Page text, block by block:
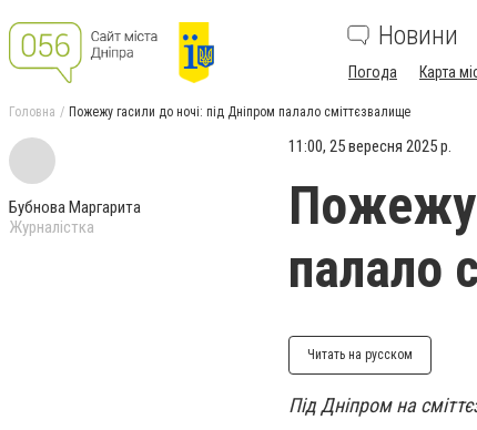
Новини
Погода Карта
Головна Пожежу гасили до ночі: під Дніпром палало сміттєзвалище
Бубнова Маргарита
Журналістка
11:00, 25 вересня 2025 р.
Пожежу
палало
Читать на русском
Під Дніпром на